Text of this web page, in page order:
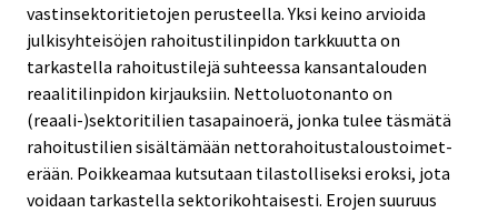
vastinsektoritietojen perusteella. Yksi keino arvioida
julkisyhteisöjen rahoitustilinpidon tarkkuutta on
tarkastella rahoitustilejä suhteessa kansantalouden
reaalitilinpidon kirjauksiin. Nettoluotonanto on
(reaali-)sektoritilien tasapainoerä, jonka tulee täsmätä
rahoitustilien sisältämään nettorahoitustaloustoimet-
erään. Poikkeamaa kutsutaan tilastolliseksi eroksi, jota
voidaan tarkastella sektorikohtaisesti. Erojen suuruus